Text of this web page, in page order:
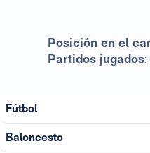
Posición en el
Partidos jugados
Fútbol
Baloncesto